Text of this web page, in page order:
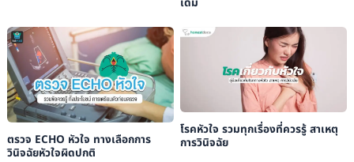
ตรวจ ECHO หัวใจ ทางเลือกการ
วินิจฉัยหัวใจผิดปกติ
โรคหัวใจ รวมทุกเรื่องที่ควรรู้ สาเหตุ
การวินิจฉัย